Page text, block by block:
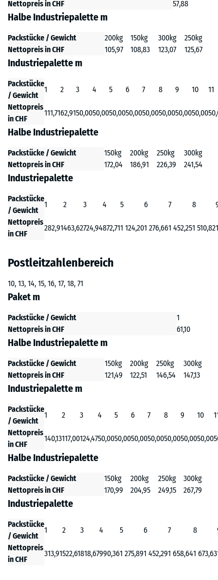
Nettopreis in CHF 57,88
Halbe Industriepalette m
Packstücke / Gewicht 200kg 150kg 300kg
250kg
Nettopreis in CHF
105,97 108,83 123,07 125,67
Industriepalette m
Packstücke
/ Gewicht
1 2 3 4 5 6 7 8 9 10
11
Nettopreis
in CHF
111,7162,9150,0050,0050,0050,0050,0050,0050,0050,00
Halbe Industriepalette
Packstücke / Gewicht 150kg 200kg 250kg
300kg
Nettopreis in CHF
172,04 186,91 226,39 241,54
Industriepalette
Packstücke
/ Gewicht
1 2 3 4 5 6 7 8
Nettopreis
in CHF
282,91463,62724,94872,711 124,201 276,661 452,251 510,82
Postleitzahlenbereich
10, 13, 14, 15, 16, 17, 18, 71
Paket m
Packstücke / Gewicht
1
Nettopreis in CHF
61,10
Halbe Industriepalette m
Packstücke / Gewicht 150kg 200kg 250kg
300kg
Nettopreis in CHF
121,49 122,51 146,54 147,13
Industriepalette m
Packstücke
/ Gewicht
1 2 3 4 5 6 7 8 9 10
Nettopreis
in CHF
140,13117,00124,4750,0050,0050,0050,0050,0050,0050,00
Halbe Industriepalette
Packstücke / Gewicht 150kg 200kg 250kg
300kg
Nettopreis in CHF
170,99 204,95 249,15 267,79
Industriepalette
Packstücke
/ Gewicht
1 2 3 4 5 6 7 8
Nettopreis
in CHF
313,91522,61818,67990,361 275,891 452,291 658,641 673,63